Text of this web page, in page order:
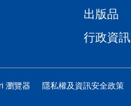
出版品
行政資訊
瀏覽器 隱私權及資訊安全政策